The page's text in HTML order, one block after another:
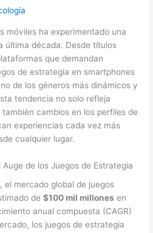
móviles ha experimentado una
última década. Desde títulos
que demandan
de estrategia en smartphones
de los géneros más dinámicos y
tendencia no solo refleja
cambios en los perfiles de
experiencias cada vez más
cualquier lugar.
de los Juegos de Estrategia
el mercado global de juegos
de$100 mil millones en
anual compuesta (CAGR)
los juegos de estrategia